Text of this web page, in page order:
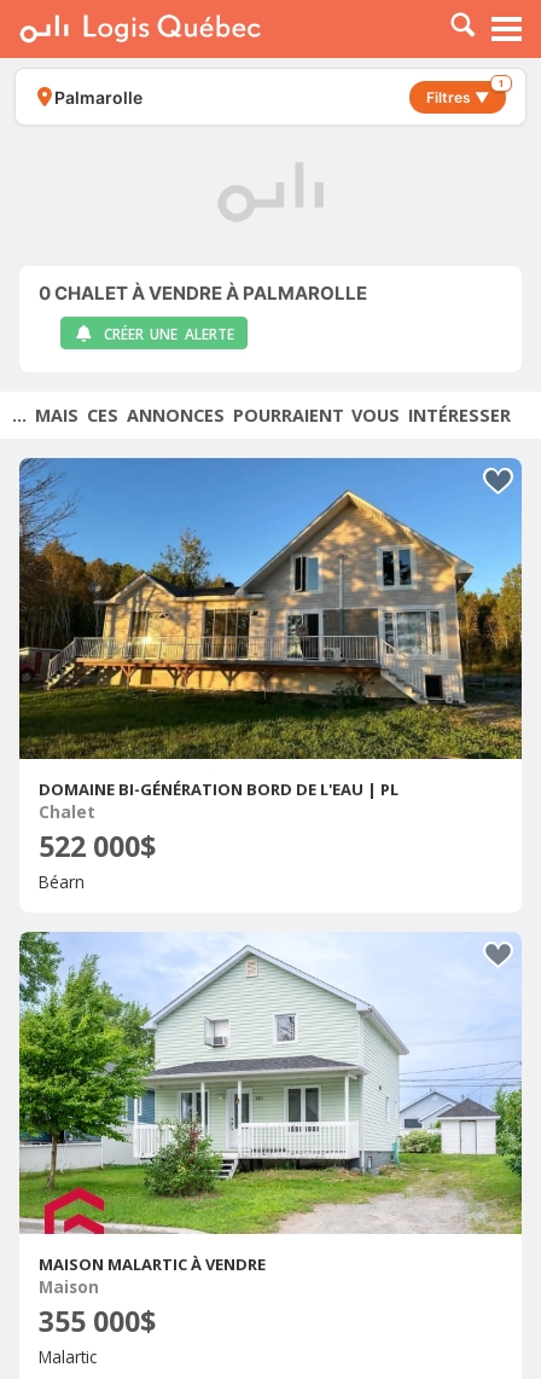
À LOUER
À VENDRE
PLACER UNE ANNONCE
Palmarolle Filtres ▼
1
0CHALET À VENDRE À PALMAROLLE
CRÉER UNE ALERTE
... MAIS CES ANNONCES POURRAIENT VOUS INTÉRESSER
DOMAINE BI-GÉNÉRATION BORD DE L'EAU | PL
Chalet
522 000$
Béarn
MAISON MALARTIC À VENDRE
Maison
355 000$
Malartic